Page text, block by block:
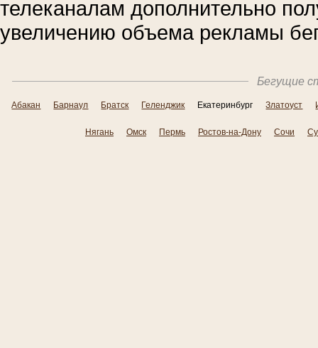
телеканалам дополнительно
увеличению объема рекламы
Бегущие
Абакан Барнаул Братск Геленджик Екатеринбург Златоуст
Нягань Омск Пермь Ростов-на-Дону Сочи